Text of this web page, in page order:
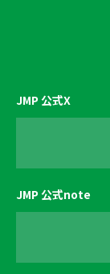
JMP 公式X
JMP 公式note